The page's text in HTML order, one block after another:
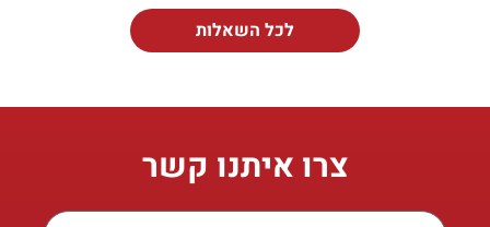
לכל השאלות
צרו איתנו קשר